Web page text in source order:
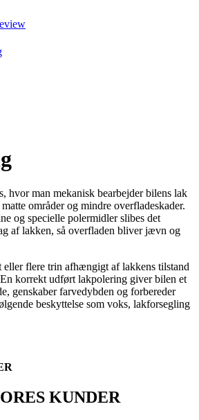
hvor man mekanisk bearbejder bilens lak
områder og mindre overfladeskader.
og specielle polermidler slibes det
af lakken, så overfladen bliver jævn og
eller flere trin afhængigt af lakkens tilstand
korrekt udført lakpolering giver bilen et
genskaber farvedybden og forbereder
beskyttelse som voks, lakforsegling
KUNDER